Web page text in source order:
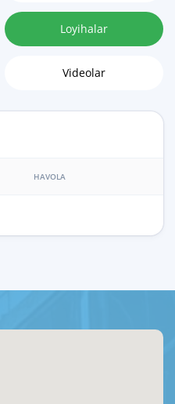
Loyihalar
Videolar
HAVOLA